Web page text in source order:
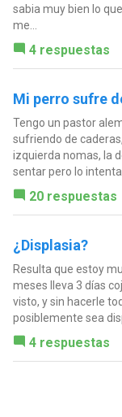
sabia muy bien lo
me...
4 respuestas
Mi perro sufre
Tengo un pastor
sufriendo de
izquierda nomas, la
sentar pero lo
20 respuestas
¿Displasia?
Resulta que estoy
meses lleva 3 días
visto, y sin hacerle
posiblemente sea
4 respuestas